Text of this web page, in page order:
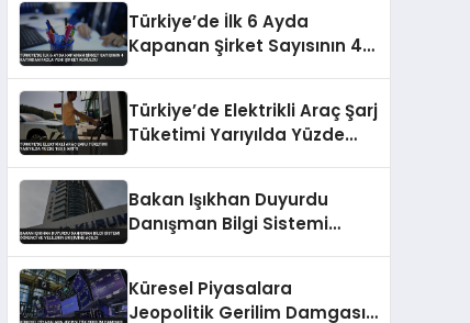
Türkiye’de İlk 6 Ayda
Kapanan Şirket Sayısının 4
Türkiye’de Elektrikli Araç Şarj
Tüketimi Yarıyılda Yüzde
Bakan Işıkhan Duyurdu
Danışman Bilgi Sistemi
Küresel Piyasalara
Jeopolitik Gerilim Damgası